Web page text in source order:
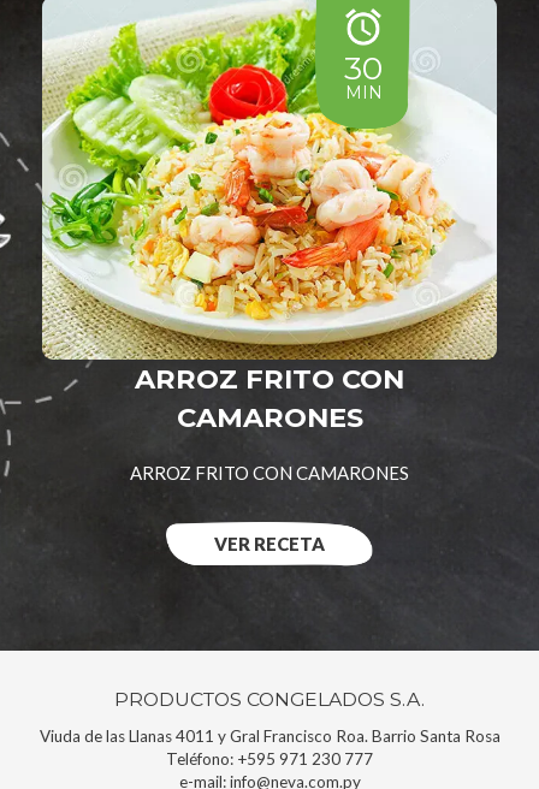
30
MIN
ARROZ FRITO CON
CAMARONES
ARROZ FRITO CON CAMARONES
VER RECETA
PRODUCTOS CONGELADOS S.A.
Viuda de las Llanas 4011 y Gral Francisco Roa. Barrio Santa Rosa
Teléfono: +595 971 230 777
e-mail:info@neva.com.py